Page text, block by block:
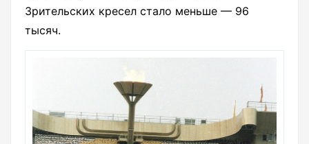
Зрительских кресел стало меньше — 96
тысяч.